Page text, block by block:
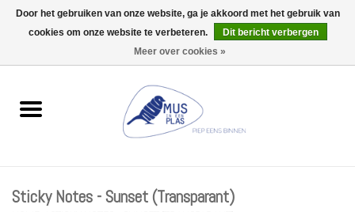
0 Artikelen - €0,00
Wenskaarten
Sticky Notes - Sunset (Transparant)
Door het gebruiken van onze website, ga je akkoord met het gebruik van
cookies om onze website te verbeteren.
Dit bericht verbergen
Meer over cookies »
Wij zijn uitzonderlijk gesloten op Do 13/08